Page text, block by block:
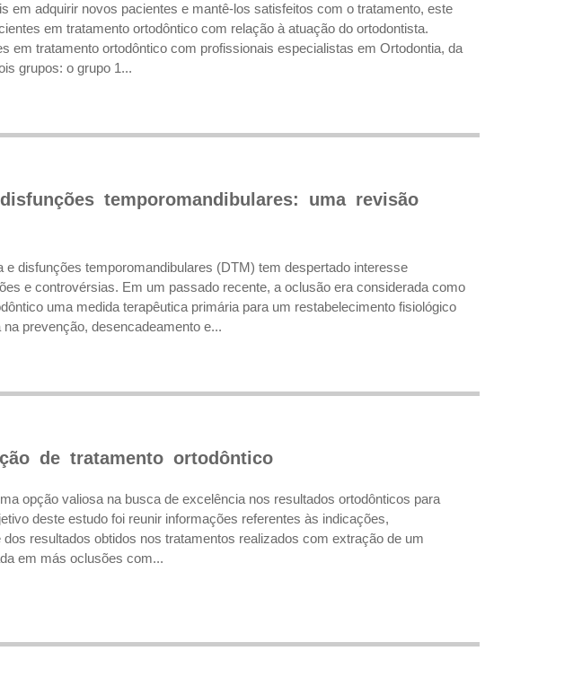
em adquirir novos pacientes e mantê-los satisfeitos com o tratamento, este
em tratamento ortodôntico com relação à atuação do ortodontista.
em tratamento ortodôntico com profissionais especialistas em Ortodontia, da
grupos: o grupo 1...
temporomandibulares: uma revisão
disfunções temporomandibulares (DTM) tem despertado interesse
e controvérsias. Em um passado recente, a oclusão era considerada como
uma medida terapêutica primária para um restabelecimento fisiológico
prevenção, desencadeamento e...
de tratamento ortodôntico
opção valiosa na busca de excelência nos resultados ortodônticos para
deste estudo foi reunir informações referentes às indicações,
resultados obtidos nos tratamentos realizados com extração de um
em más oclusões com...